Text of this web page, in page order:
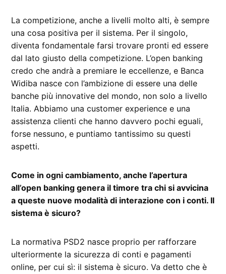
La competizione, anche a livelli molto alti, è sempre
una cosa positiva per il sistema. Per il singolo,
diventa fondamentale farsi trovare pronti ed essere
dal lato giusto della competizione. L’open banking
credo che andrà a premiare le eccellenze, e Banca
Widiba nasce con l’ambizione di essere una delle
banche più innovative del mondo, non solo a livello
Italia. Abbiamo una customer experience e una
assistenza clienti che hanno davvero pochi eguali,
forse nessuno, e puntiamo tantissimo su questi
aspetti.
Come in ogni cambiamento, anche l’apertura
all’open banking genera il timore tra chi si avvicina
a queste nuove modalità di interazione con i conti. Il
sistema è sicuro?
La normativa PSD2 nasce proprio per rafforzare
ulteriormente la sicurezza di conti e pagamenti
online, per cui sì: il sistema è sicuro. Va detto che è